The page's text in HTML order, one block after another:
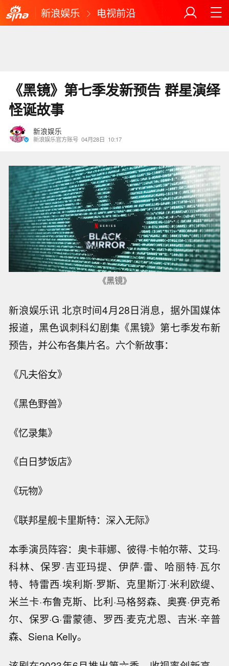
新浪娱乐 电视前沿
《黑镜》第七季发新预告 群星演绎
怪诞故事
新浪娱乐
新浪娱乐官方账号 04月28日 10:17
《黑镜》
新浪娱乐讯 北京时间4月28日消息，据外国媒体
报道，黑色讽刺科幻剧集《黑镜》第七季发布新
预告，并公布各集片名。六个新故事：
《凡夫俗女》
《黑色野兽》
《忆录集》
《白日梦饭店》
《玩物》
《联邦星舰卡里斯特：深入无际》
本季演员阵容：奥卡菲娜、彼得·卡帕尔蒂、艾玛·
科林、保罗·吉亚玛提、伊萨·雷、哈丽特·瓦尔
特、特雷西·埃利斯·罗斯、克里斯汀·米利欧缇、
米兰卡·布鲁克斯、比利·马格努森、奥赛·伊克希
尔、保罗·G·雷蒙德、罗西·麦克尤恩、吉米·辛普
森、Siena Kelly。